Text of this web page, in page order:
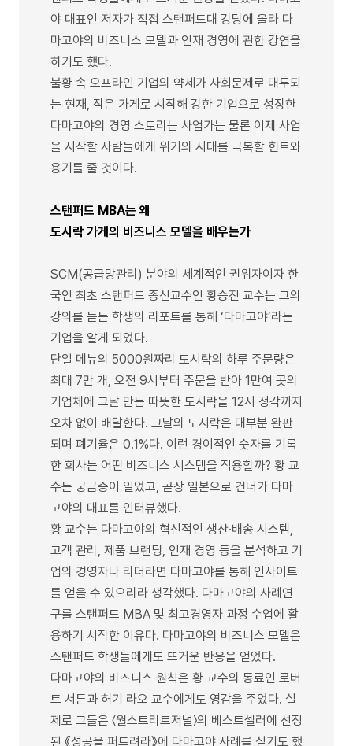
야 대표인 저자가 직접 스탠퍼드대 강당에 올라 다
마고야의 비즈니스 모델과 인재 경영에 관한 강연을
하기도 했다.
불황 속 오프라인 기업의 약세가 사회문제로 대두되
는 현재, 작은 가게로 시작해 강한 기업으로 성장한
다마고야의 경영 스토리는 사업가는 물론 이제 사업
을 시작할 사람들에게 위기의 시대를 극복할 힌트와
용기를 줄 것이다.
스탠퍼드 MBA는 왜
도시락 가게의 비즈니스 모델을 배우는가
SCM(공급망관리) 분야의 세계적인 권위자이자 한
국인 최초 스탠퍼드 종신교수인 황승진 교수는 그의
강의를 듣는 학생의 리포트를 통해 ‘다마고야’라는
기업을 알게 되었다.
단일 메뉴의 5000원짜리 도시락의 하루 주문량은
최대 7만 개, 오전 9시부터 주문을 받아 1만여 곳의
기업체에 그날 만든 따뜻한 도시락을 12시 정각까지
오차 없이 배달한다. 그날의 도시락은 대부분 완판
되며 폐기율은 0.1%다. 이런 경이적인 숫자를 기록
한 회사는 어떤 비즈니스 시스템을 적용할까? 황 교
수는 궁금증이 일었고, 곧장 일본으로 건너가 다마
고야의 대표를 인터뷰했다.
황 교수는 다마고야의 혁신적인 생산·배송 시스템,
고객 관리, 제품 브랜딩, 인재 경영 등을 분석하고 기
업의 경영자나 리더라면 다마고야를 통해 인사이트
를 얻을 수 있으리라 생각했다. 다마고야의 사례연
구를 스탠퍼드 MBA 및 최고경영자 과정 수업에 활
용하기 시작한 이유다. 다마고야의 비즈니스 모델은
스탠퍼드 학생들에게도 뜨거운 반응을 얻었다.
다마고야의 비즈니스 원칙은 황 교수의 동료인 로버
트 서튼과 허기 라오 교수에게도 영감을 주었다. 실
제로 그들은 〈월스트리트저널〉의 베스트셀러에 선정
된 《성공을 퍼트려라》에 다마고야 사례를 싣기도 했